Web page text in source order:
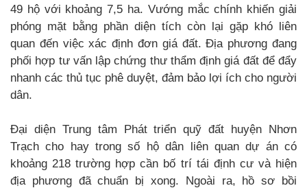
49 hộ với khoảng 7,5 ha. Vướng mắc chính khiến giải
phóng mặt bằng phần diện tích còn lại gặp khó liên
quan đến việc xác định đơn giá đất. Địa phương đang
phối hợp tư vấn lập chứng thư thẩm định giá đất để đẩy
nhanh các thủ tục phê duyệt, đảm bảo lợi ích cho người
dân.
Đại diện Trung tâm Phát triển quỹ đất huyện Nhơn
Trạch cho hay trong số hộ dân liên quan dự án có
khoảng 218 trường hợp cần bố trí tái định cư và hiện
địa phương đã chuẩn bị xong. Ngoài ra, hồ sơ bồi